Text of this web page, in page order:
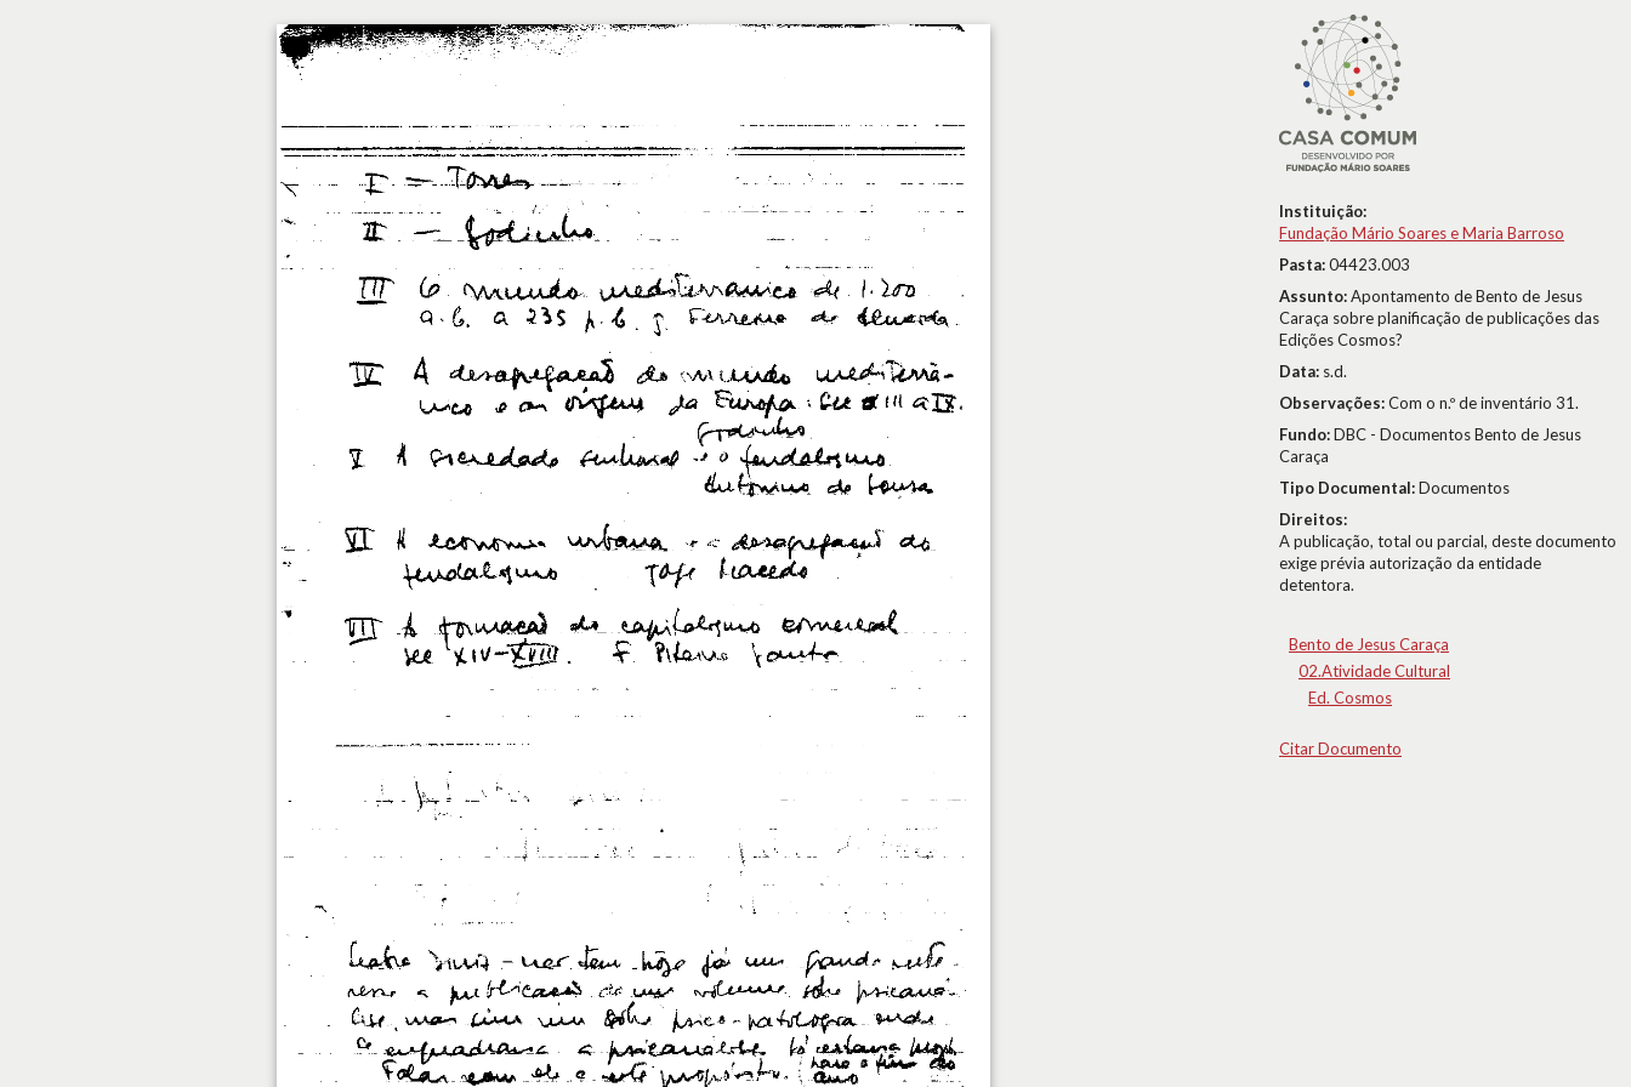
Instituição:
Fundação Mário Soares e Maria Barroso
Pasta:04423.003
Assunto:Apontamento de Bento de Jesus
Caraça sobre planificação de publicações das
Edições Cosmos?
Data: s.d.
Observações:Com o n.º de inventário 31.
Fundo:DBC - Documentos Bento de Jesus
Caraça
Tipo Documental:Documentos
Direitos:
A publicação, total ou parcial, deste documento
exige prévia autorização da entidade
detentora.
Bento de Jesus Caraça
02.Atividade Cultural
Ed. Cosmos
Citar Documento